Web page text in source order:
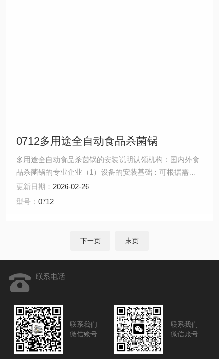
0712多用途全自动食品杀菌锅
多用途全自动食品杀菌锅的安装说明认领机构：国内外食
品杀菌锅的专业企业（1）设备的安装基础：可根据需要
适当降低安装地面，使轨车和高度和地面平衡，便于推车
推进锅内。 （2）按图纸所示在锅上装妥安全阀，设备出
更新日期： 2026-02-26
型号：0712
下一页 末页
联系电话
联系我们
微信账号
联系我们
微信账号